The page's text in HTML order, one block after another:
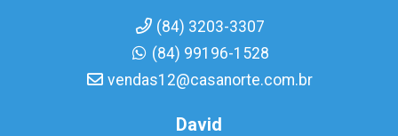
(84) 3203-3307
(84) 99196-1528
vendas12@casanorte.com.br
David